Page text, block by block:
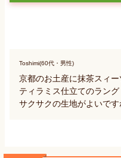
Toshimi(60代・男性)
京都のお土産に抹茶スィ
ティラミス仕立てのラン
サクサクの生地がよいです